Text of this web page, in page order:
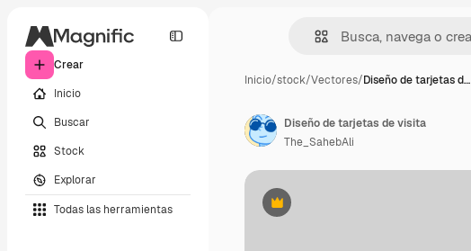
Crear
Inicio
Buscar
Stock
Explorar
Todas las herramientas
Inicio/stock/Vectores/Diseño de tarjetas d…
Premium
Diseño de tarjetas de visita
The_SahebAli